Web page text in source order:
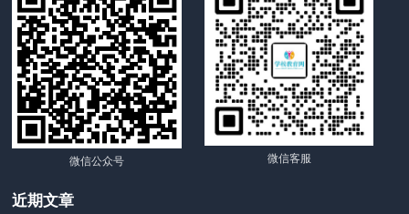
微信公众号 微信客服
近期文章